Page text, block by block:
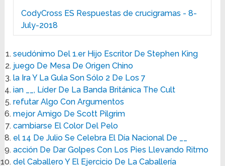
CodyCross ES Respuestas de crucigramas - 8-
July-2018
seudónimo Del 1.er Hijo Escritor De Stephen King
juego De Mesa De Origen Chino
la Ira Y La Gula Son Sólo 2 De Los 7
ian __, Líder De La Banda Británica The Cult
refutar Algo Con Argumentos
mejor Amigo De Scott Pilgrim
cambiarse El Color Del Pelo
el 14 De Julio Se Celebra El Día Nacional De __
acción De Dar Golpes Con Los Pies Llevando Ritmo
del Caballero Y El Ejercicio De La Caballería